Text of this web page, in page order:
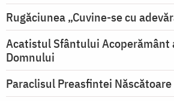
Rugăciunea „Cuvine-se cu
Acatistul Sfântului Acoperământ
Domnului
Paraclisul Preasfintei